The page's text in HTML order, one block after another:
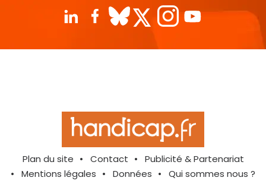
Plan du site Contact
Publicité & Partenariat
Mentions légales
Données Qui sommes nous ?